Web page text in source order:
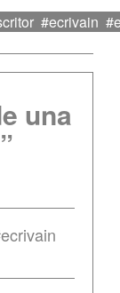
#ecrivain
una